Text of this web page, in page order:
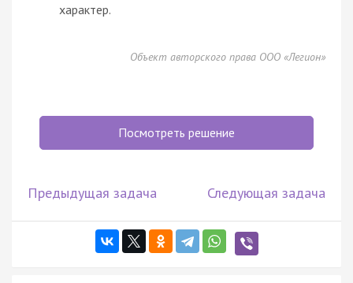
характер.
Объект авторского права ООО «Легион»
Посмотреть решение
Предыдущая задача Следующая задача